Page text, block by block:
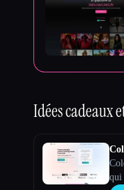
Idées cadeaux
qui